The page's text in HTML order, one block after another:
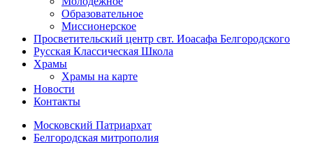
Образовательное
Миссионерское
Просветительский центр свт. Иоасафа Белгородского
Русская Классическая Школа
Храмы
Храмы на карте
Новости
Контакты
Московский Патриархат
Белгородская митрополия